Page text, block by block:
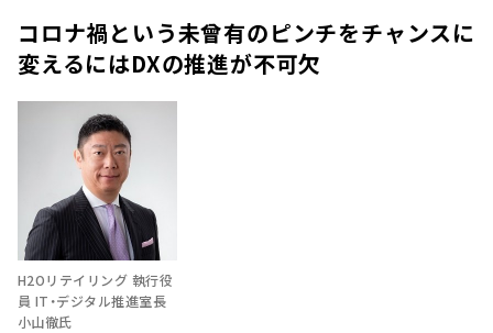
コロナ禍という未曾有のピンチをチャンスに
変えるにはDXの推進が不可欠
H2Oリテイリング 執行役
員 IT・デジタル推進室長
小山徹氏